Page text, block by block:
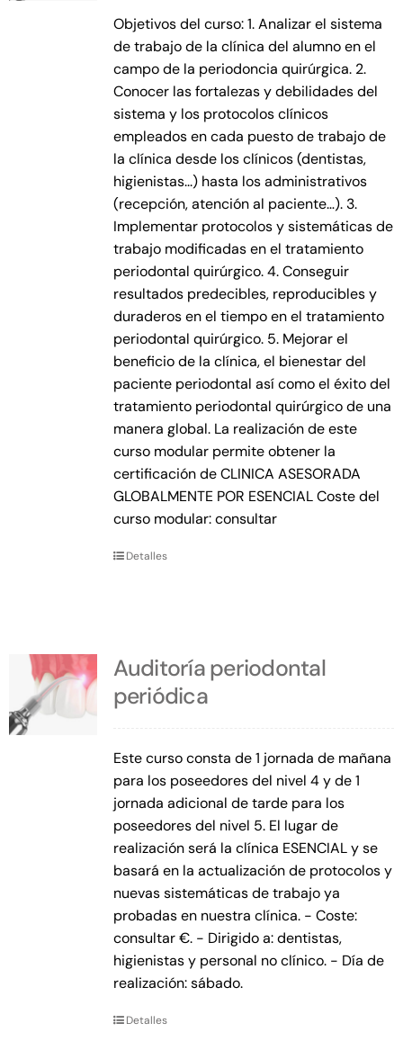
Objetivos del curso: 1. Analizar el sistema
de trabajo de la clínica del alumno en el
campo de la periodoncia quirúrgica. 2.
Conocer las fortalezas y debilidades del
sistema y los protocolos clínicos
empleados en cada puesto de trabajo de
la clínica desde los clínicos (dentistas,
higienistas...) hasta los administrativos
(recepción, atención al paciente…). 3.
Implementar protocolos y sistemáticas de
trabajo modificadas en el tratamiento
periodontal quirúrgico. 4. Conseguir
resultados predecibles, reproducibles y
duraderos en el tiempo en el tratamiento
periodontal quirúrgico. 5. Mejorar el
beneficio de la clínica, el bienestar del
paciente periodontal así como el éxito del
tratamiento periodontal quirúrgico de una
manera global. La realización de este
curso modular permite obtener la
certificación de CLINICA ASESORADA
GLOBALMENTE POR ESENCIAL Coste del
curso modular: consultar
Detalles
Auditoría periodontal
periódica
Este curso consta de 1 jornada de mañana
para los poseedores del nivel 4 y de 1
jornada adicional de tarde para los
poseedores del nivel 5. El lugar de
realización será la clínica ESENCIAL y se
basará en la actualización de protocolos y
nuevas sistemáticas de trabajo ya
probadas en nuestra clínica. - Coste:
consultar €. - Dirigido a: dentistas,
higienistas y personal no clínico. - Día de
realización: sábado.
Detalles